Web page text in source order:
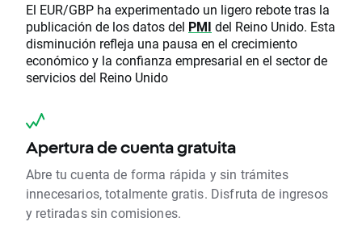
El EUR/GBP ha experimentado un ligero rebote tras la
publicación de los datos del PMI del Reino Unido. Esta
disminución refleja una pausa en el crecimiento
económico y la confianza empresarial en el sector de
servicios del Reino Unido
Apertura de cuenta gratuita
Abre tu cuenta de forma rápida y sin trámites
innecesarios, totalmente gratis. Disfruta de ingresos
y retiradas sin comisiones.